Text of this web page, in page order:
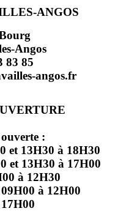
ANGOS
Angos
83 85
angos.fr
:
et 13H30 à 18H30
et 13H30 à 17H00
à 12H30
à 12H00